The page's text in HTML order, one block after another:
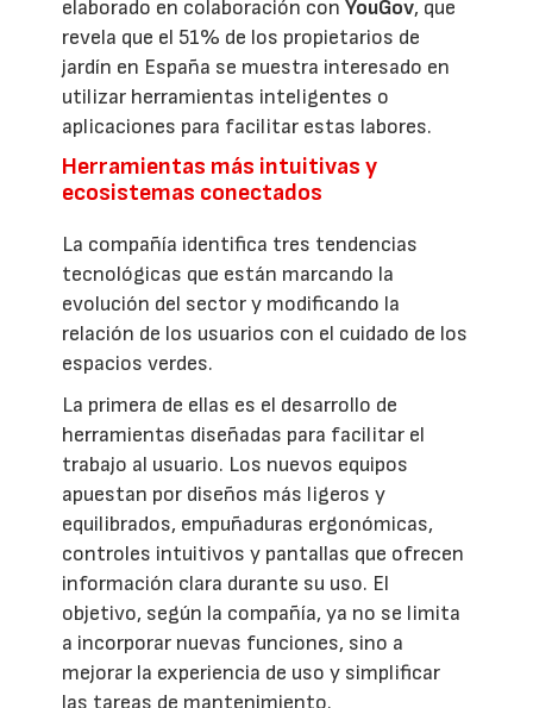
elaborado en colaboración conYouGov, que
revela que el 51% de los propietarios de
jardín en España se muestra interesado en
utilizar herramientas inteligentes o
aplicaciones para facilitar estas labores.
Herramientas más intuitivas y
ecosistemas conectados
La compañía identifica tres tendencias
tecnológicas que están marcando la
evolución del sector y modificando la
relación de los usuarios con el cuidado de los
espacios verdes.
La primera de ellas es el desarrollo de
herramientas diseñadas para facilitar el
trabajo al usuario. Los nuevos equipos
apuestan por diseños más ligeros y
equilibrados, empuñaduras ergonómicas,
controles intuitivos y pantallas que ofrecen
información clara durante su uso. El
objetivo, según la compañía, ya no se limita
a incorporar nuevas funciones, sino a
mejorar la experiencia de uso y simplificar
las tareas de mantenimiento.